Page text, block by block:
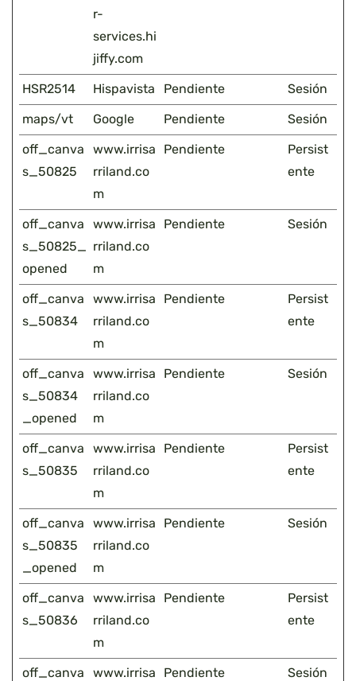
r-
services.hi
jiffy.com
HSR2514 Hispavista Pendiente
Sesión
maps/vt
Google Pendiente
Sesión
off_canva
s_50825
www.irrisa
rriland.co
m
Pendiente
Persist
ente
off_canva
s_50825_
opened
www.irrisa
rriland.co
m
Pendiente Sesión
off_canva
s_50834
www.irrisa
rriland.co
m
Pendiente
Persist
ente
off_canva
s_50834
_opened
www.irrisa
rriland.co
m
Pendiente Sesión
off_canva
s_50835
www.irrisa
rriland.co
m
Pendiente
Persist
ente
off_canva
s_50835
_opened
www.irrisa
rriland.co
m
Pendiente Sesión
off_canva
s_50836
www.irrisa
rriland.co
m
Pendiente
Persist
ente
off_canva
www.irrisa
Pendiente Sesión